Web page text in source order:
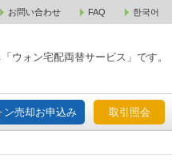
お問い合わせ FAQ 한국어
ウォン宅配両替サービス」です。
ン売却お申込み 取引照会
ウォン売却お申込み 取引照会